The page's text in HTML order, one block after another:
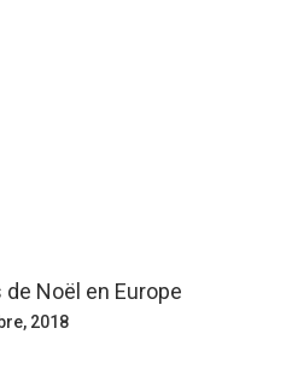
Noël en Europe
2018